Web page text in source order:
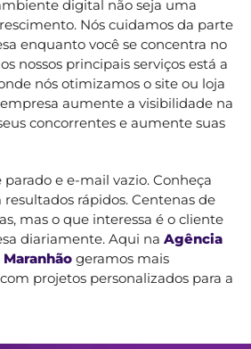
digital não seja uma
Nós cuidamos da parte
enquanto você se concentra no
nossos principais serviços está a
nós otimizamos o site ou loja
aumente a visibilidade na
concorrentes e aumente suas
e e-mail vazio. Conheça
resultados rápidos. Centenas de
mas o que interessa é o cliente
diariamente. Aqui na Agência
geramos mais
projetos personalizados para a